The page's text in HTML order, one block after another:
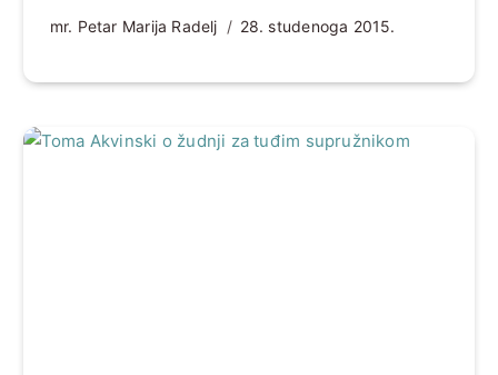
mr. Petar Marija Radelj 28. studenoga 2015.